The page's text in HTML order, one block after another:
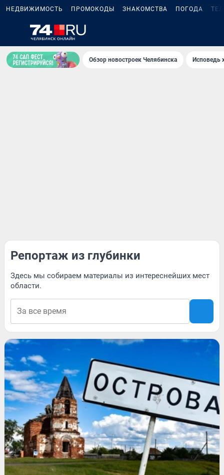
НЕДВИЖИМОСТЬ ПРОМОКОДЫ ЗНАКОМСТВА ПОГОДА
Обзор новостроек Челябинска Исповедь
Репортаж из глубинки
Здесь мы собираем материалы из интереснейших мест
области.